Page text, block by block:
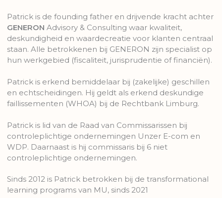
Patrick is de founding father en drijvende kracht achter
GENERON Advisory & Consulting waar kwaliteit,
deskundigheid en waardecreatie voor klanten centraal
staan. Alle betrokkenen bij GENERON zijn specialist op
hun werkgebied (fiscaliteit, jurisprudentie of financiën).
Patrick is erkend bemiddelaar bij (zakelijke) geschillen
en echtscheidingen. Hij geldt als erkend deskundige
faillissementen (WHOA) bij de Rechtbank Limburg.
Patrick is lid van de Raad van Commissarissen bij
controleplichtige ondernemingen Unzer E-com en
WDP. Daarnaast is hij commissaris bij 6 niet
controleplichtige ondernemingen.
Sinds 2012 is Patrick betrokken bij de transformational
learning programsvan MU, sinds 2021